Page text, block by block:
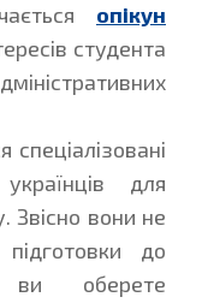
опікун
студента
спеціалізовані
для
Звісно вони не
до
оберете